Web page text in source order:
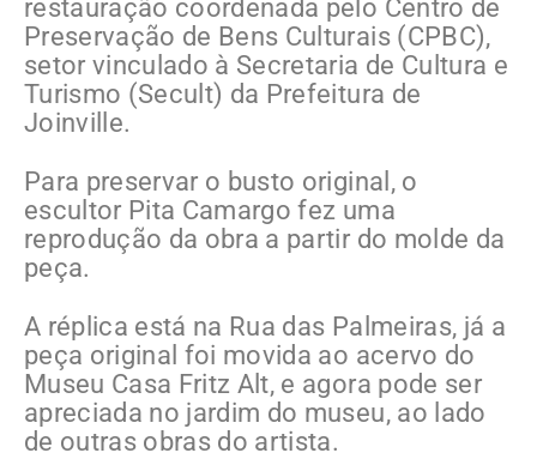
restauração coordenada pelo Centro de
Preservação de Bens Culturais (CPBC),
setor vinculado à Secretaria de Cultura e
Turismo (Secult) da Prefeitura de
Joinville.
Para preservar o busto original, o
escultor Pita Camargo fez uma
reprodução da obra a partir do molde da
peça.
A réplica está na Rua das Palmeiras, já a
peça original foi movida ao acervo do
Museu Casa Fritz Alt, e agora pode ser
apreciada no jardim do museu, ao lado
de outras obras do artista.